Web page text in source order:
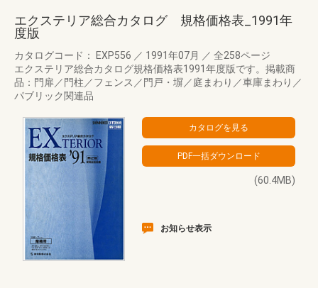
エクステリア総合カタログ 規格価格表_1991年
度版
カタログコード： EXP556 ／ 1991年07月 ／ 全258ページ
エクステリア総合カタログ規格価格表1991年度版です。掲載商
品：門扉／門柱／フェンス／門戸・塀／庭まわり／車庫まわり／
パブリック関連品
(60.4MB)
お知らせ表示